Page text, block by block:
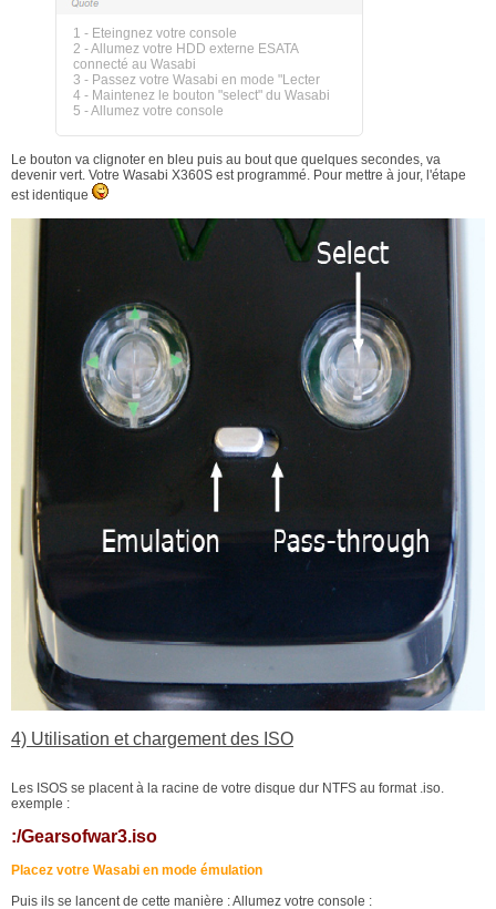
1 - Eteingnez votre console
2 - Allumez votre HDD externe ESATA
connecté au Wasabi
3 - Passez votre Wasabi en mode "Lecter
4 - Maintenez le bouton "select" du Wasabi
5 - Allumez votre console
Le bouton va clignoter en bleu puis au bout que quelques secondes, va
devenir vert. Votre Wasabi X360S est programmé. Pour mettre à jour, l'étape
est identique
4) Utilisation et chargement des ISO
Les ISOS se placent à la racine de votre disque dur NTFS au format .iso.
exemple :
:/Gearsofwar3.iso
Placez votre Wasabi en mode émulation
Puis ils se lancent de cette manière : Allumez votre console :